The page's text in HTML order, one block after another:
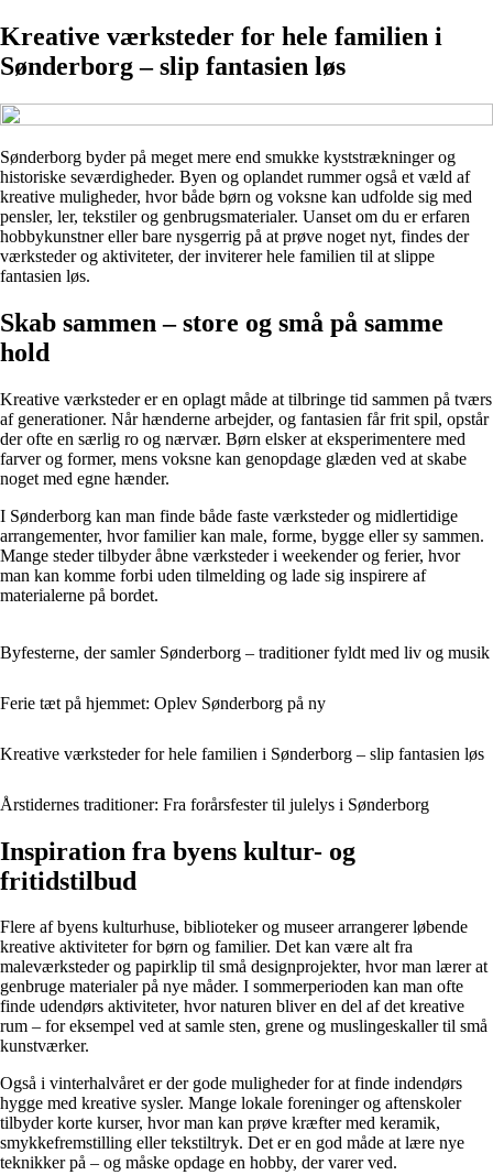
Kreative værksteder for hele familien i
Sønderborg – slip fantasien løs
Sønderborg byder på meget mere end smukke kyststrækninger og
historiske seværdigheder. Byen og oplandet rummer også et væld af
kreative muligheder, hvor både børn og voksne kan udfolde sig med
pensler, ler, tekstiler og genbrugsmaterialer. Uanset om du er erfaren
hobbykunstner eller bare nysgerrig på at prøve noget nyt, findes der
værksteder og aktiviteter, der inviterer hele familien til at slippe
fantasien løs.
Skab sammen – store og små på samme
hold
Kreative værksteder er en oplagt måde at tilbringe tid sammen på tværs
af generationer. Når hænderne arbejder, og fantasien får frit spil, opstår
der ofte en særlig ro og nærvær. Børn elsker at eksperimentere med
farver og former, mens voksne kan genopdage glæden ved at skabe
noget med egne hænder.
I Sønderborg kan man finde både faste værksteder og midlertidige
arrangementer, hvor familier kan male, forme, bygge eller sy sammen.
Mange steder tilbyder åbne værksteder i weekender og ferier, hvor
man kan komme forbi uden tilmelding og lade sig inspirere af
materialerne på bordet.
Byfesterne, der samler Sønderborg – traditioner fyldt med liv og musik
Ferie tæt på hjemmet: Oplev Sønderborg på ny
Kreative værksteder for hele familien i Sønderborg – slip fantasien løs
Årstidernes traditioner: Fra forårsfester til julelys i Sønderborg
Inspiration fra byens kultur- og
fritidstilbud
Flere af byens kulturhuse, biblioteker og museer arrangerer løbende
kreative aktiviteter for børn og familier. Det kan være alt fra
maleværksteder og papirklip til små designprojekter, hvor man lærer at
genbruge materialer på nye måder. I sommerperioden kan man ofte
finde udendørs aktiviteter, hvor naturen bliver en del af det kreative
rum – for eksempel ved at samle sten, grene og muslingeskaller til små
kunstværker.
Også i vinterhalvåret er der gode muligheder for at finde indendørs
hygge med kreative sysler. Mange lokale foreninger og aftenskoler
tilbyder korte kurser, hvor man kan prøve kræfter med keramik,
smykkefremstilling eller tekstiltryk. Det er en god måde at lære nye
teknikker på – og måske opdage en hobby, der varer ved.